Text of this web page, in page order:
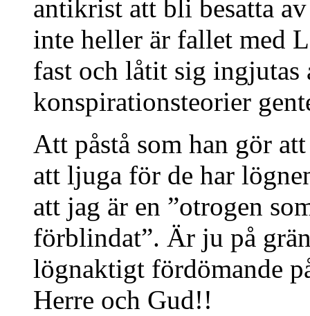
antikrist att bli besatta
inte heller är fallet med
fast och låtit sig ingjutas
konspirationsteorier
Att påstå som han gör
att ljuga för de har
att jag är en ”otrogen
förblindat”. Är ju på
lögnaktigt fördömande
Herre och Gud!!